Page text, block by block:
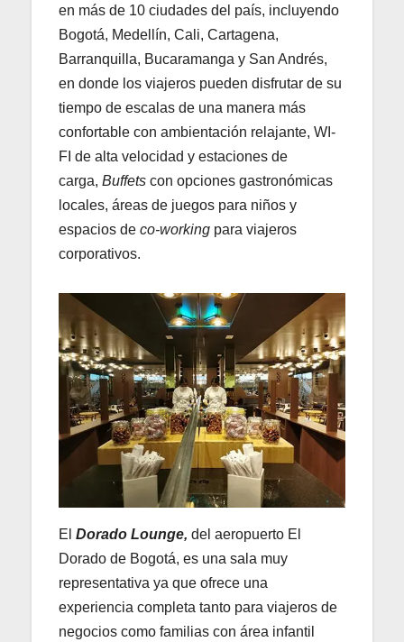
en más de 10 ciudades del país, incluyendo
Bogotá, Medellín, Cali, Cartagena,
Barranquilla, Bucaramanga y San Andrés,
en donde los viajeros pueden disfrutar de su
tiempo de escalas de una manera más
confortable con ambientación relajante, WI-
FI de alta velocidad y estaciones de
carga, Buffets con opciones gastronómicas
locales, áreas de juegos para niños y
espacios de co-working para viajeros
corporativos.
El Dorado Lounge, del aeropuerto El
Dorado de Bogotá, es una sala muy
representativa ya que ofrece una
experiencia completa tanto para viajeros de
negocios como familias con área infantil